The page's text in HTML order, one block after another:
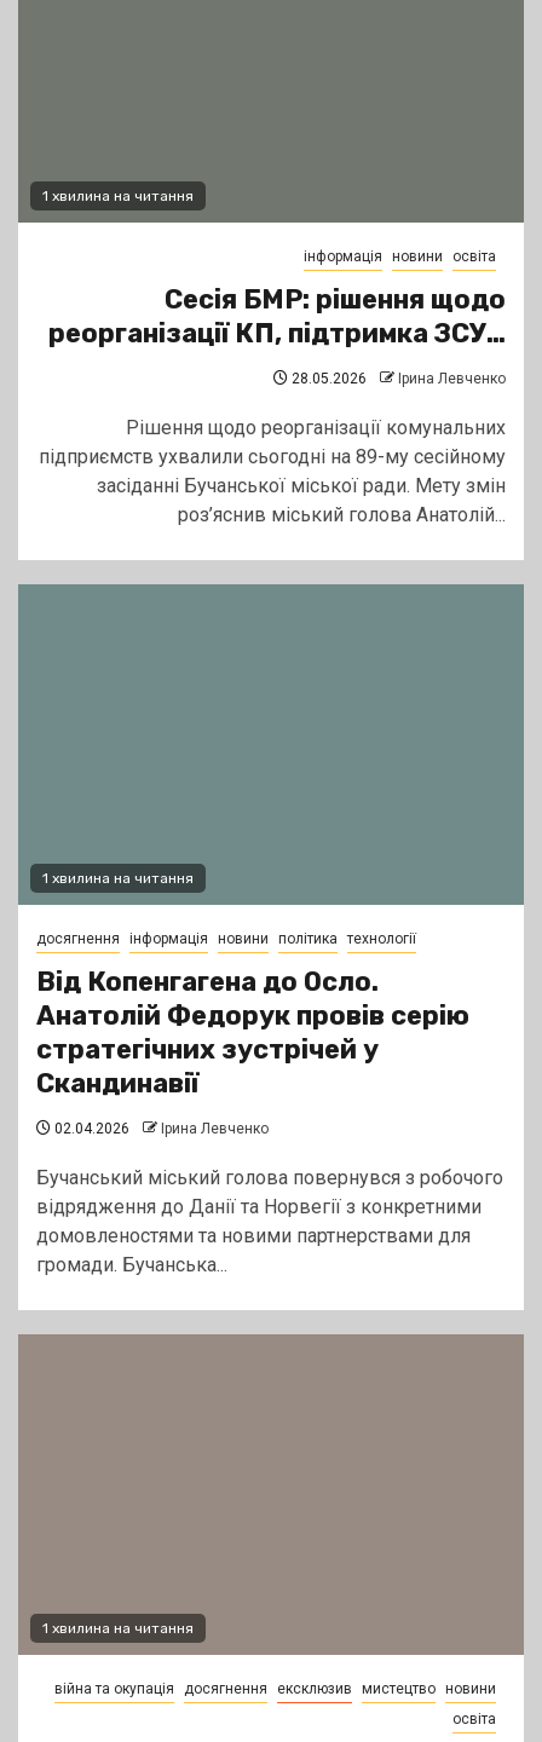
1 хвилина на читання
інформація новини освіта
Сесія БМР: рішення щодо
реорганізації КП, підтримка ЗСУ…
28.05.2026 Ірина Левченко
Рішення щодо реорганізації комунальних
підприємств ухвалили сьогодні на 89-му сесійному
засіданні Бучанської міської ради. Мету змін
роз’яснив міський голова Анатолій...
1 хвилина на читання
досягнення інформація новини політика технології
Від Копенгагена до Осло.
Анатолій Федорук провів серію
стратегічних зустрічей у
Скандинавії
02.04.2026 Ірина Левченко
Бучанський міський голова повернувся з робочого
відрядження до Данії та Норвегії з конкретними
домовленостями та новими партнерствами для
громади. Бучанська...
1 хвилина на читання
війна та окупація досягнення ексклюзив мистецтво новини
освіта